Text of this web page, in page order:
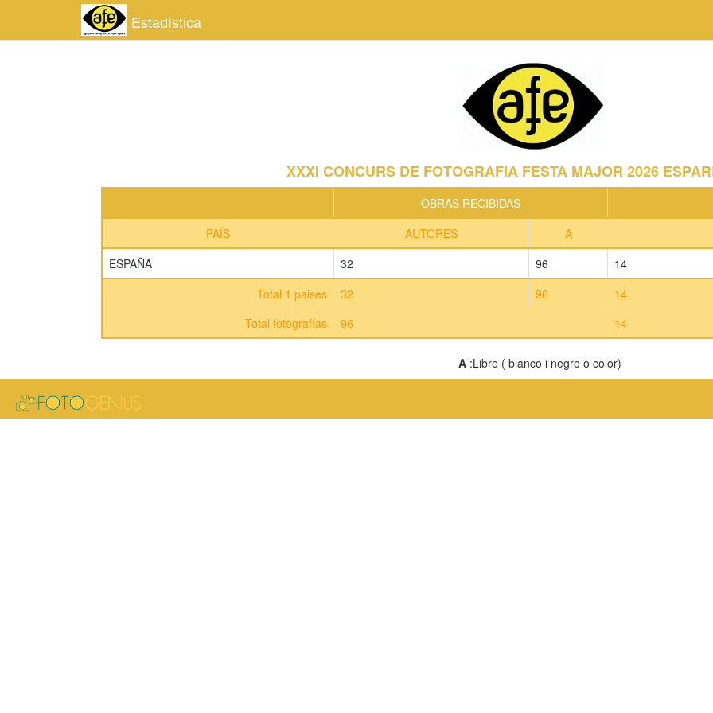
Estadística
XXXI CONCURS DE FOTOGRAFIA FESTA MAJOR 2026
OBRAS RECIBIDAS
PAÍS
AUTORES
A
ESPAÑA
32 96
14
Total 1 paises
32 96
14
Total fotografías
96 14
A:Libre ( blanco i negro o color)